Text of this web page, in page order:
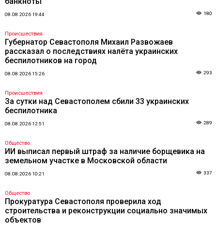
08.08.2026 19:44 180
Происшествия
Губернатор Севастополя Михаил Развожаев
рассказал о последствиях налёта украинских
беспилотников на город
08.08.2026 15:26 293
Происшествия
За сутки над Севастополем сбили 33 украинских
беспилотника
08.08.2026 12:51 289
Общество
ИИ выписал первый штраф за наличие борщевика на
земельном участке в Московской области
08.08.2026 10:21 337
Общество
Прокуратура Севастополя проверила ход
строительства и реконструкции социально значимых
объектов